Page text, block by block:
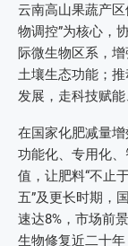
云南高山果蔬产
物调控”为核心，
际微生物区系，
土壤生态功能；
发展，走科技赋能
在国家化肥减量增
功能化、专用化
值，让肥料“不止
五”及更长时期，
速达8%，市场前
生物修复近二十